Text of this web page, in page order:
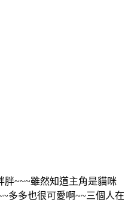
胖~~~雖然知道主角是貓咪
多多也很可愛啊~~三個人在